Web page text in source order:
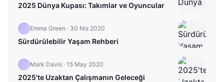
2025 Dünya Kupası: Takımlar ve Oyuncular
Emma Green · 30 Nis 2020
Sürdürülebilir Yaşam Rehberi
Mark Davis · 15 May 2020
2025'te Uzaktan Çalışmanın Geleceği